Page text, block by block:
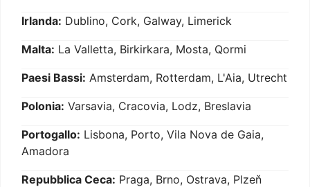
Irlanda: Dublino, Cork, Galway, Limerick
Malta: La Valletta, Birkirkara, Mosta, Qormi
Paesi Bassi: Amsterdam, Rotterdam, L'Aia, Utrecht
Polonia: Varsavia, Cracovia, Lodz, Breslavia
Portogallo: Lisbona, Porto, Vila Nova de Gaia,
Amadora
Repubblica Ceca: Praga, Brno, Ostrava, Plzeň